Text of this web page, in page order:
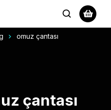
omuz çantası
çantası